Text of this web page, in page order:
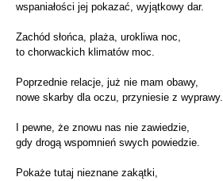
wspaniałości jej pokazać, wyjątkowy dar.
Zachód słońca, plaża, urokliwa noc,
to chorwackich klimatów moc.
Poprzednie relacje, już nie mam obawy,
nowe skarby dla oczu, przyniesie z wyprawy.
I pewne, że znowu nas nie zawiedzie,
gdy drogą wspomnień swych powiedzie.
Pokaże tutaj nieznane zakątki,